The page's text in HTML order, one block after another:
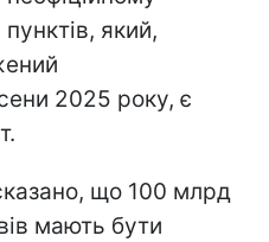
який,
2025 року, є
що 100 млрд
мають бути